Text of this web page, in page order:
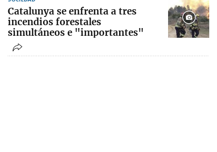
Catalunya se enfrenta a tres
incendios forestales
simultáneos e "importantes"